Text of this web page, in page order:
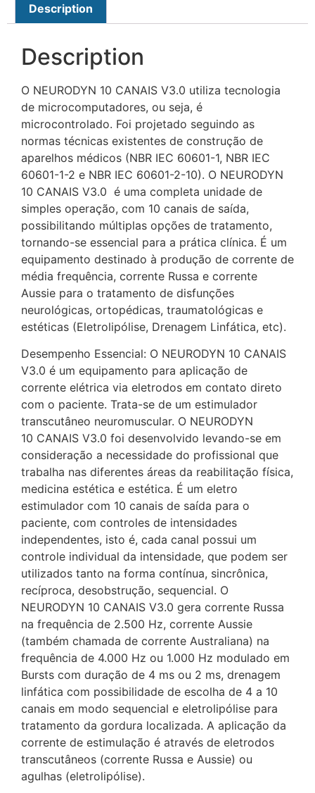
Description
Description
O NEURODYN 10 CANAIS V3.0 utiliza tecnologia
de microcomputadores, ou seja, é
microcontrolado. Foi projetado seguindo as
normas técnicas existentes de construção de
aparelhos médicos (NBR IEC 60601-1, NBR IEC
60601-1-2 e NBR IEC 60601-2-10). O NEURODYN
10 CANAIS V3.0 é uma completa unidade de
simples operação, com 10 canais de saída,
possibilitando múltiplas opções de tratamento,
tornando-se essencial para a prática clínica. É um
equipamento destinado à produção de corrente de
média frequência, corrente Russa e corrente
Aussie para o tratamento de disfunções
neurológicas, ortopédicas, traumatológicas e
estéticas (Eletrolipólise, Drenagem Linfática, etc).
Desempenho Essencial: O NEURODYN 10 CANAIS
V3.0 é um equipamento para aplicação de
corrente elétrica via eletrodos em contato direto
com o paciente. Trata-se de um estimulador
transcutâneo neuromuscular. O NEURODYN
10 CANAIS V3.0 foi desenvolvido levando-se em
consideração a necessidade do profissional que
trabalha nas diferentes áreas da reabilitação física,
medicina estética e estética. É um eletro
estimulador com 10 canais de saída para o
paciente, com controles de intensidades
independentes, isto é, cada canal possui um
controle individual da intensidade, que podem ser
utilizados tanto na forma contínua, sincrônica,
recíproca, desobstrução, sequencial. O
NEURODYN 10 CANAIS V3.0 gera corrente Russa
na frequência de 2.500 Hz, corrente Aussie
(também chamada de corrente Australiana) na
frequência de 4.000 Hz ou 1.000 Hz modulado em
Bursts com duração de 4 ms ou 2 ms, drenagem
linfática com possibilidade de escolha de 4 a 10
canais em modo sequencial e eletrolipólise para
tratamento da gordura localizada. A aplicação da
corrente de estimulação é através de eletrodos
transcutâneos (corrente Russa e Aussie) ou
agulhas (eletrolipólise).